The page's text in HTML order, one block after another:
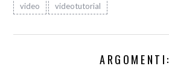
video
videotutorial
ARGOMENTI: